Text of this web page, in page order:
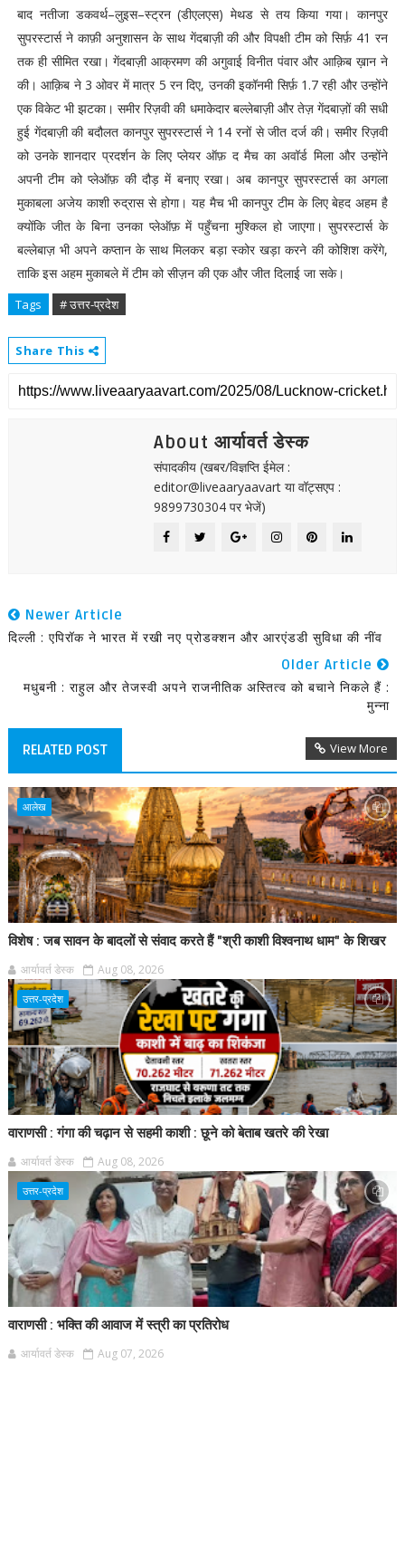
बाद नतीजा डकवर्थ–लुइस–स्ट्रन (डीएलएस) मेथड से तय किया गया। कानपुर
सुपरस्टार्स ने काफ़ी अनुशासन के साथ गेंदबाज़ी की और विपक्षी टीम को सिर्फ़ 41 रन
तक ही सीमित रखा। गेंदबाज़ी आक्रमण की अगुवाई विनीत पंवार और आक़िब ख़ान ने
की। आक़िब ने 3 ओवर में मात्र 5 रन दिए, उनकी इकॉनमी सिर्फ़ 1.7 रही और उन्होंने
एक विकेट भी झटका। समीर रिज़वी की धमाकेदार बल्लेबाज़ी और तेज़ गेंदबाज़ों की सधी
हुई गेंदबाज़ी की बदौलत कानपुर सुपरस्टार्स ने 14 रनों से जीत दर्ज की। समीर रिज़वी
को उनके शानदार प्रदर्शन के लिए प्लेयर ऑफ़ द मैच का अवॉर्ड मिला और उन्होंने
अपनी टीम को प्लेऑफ़ की दौड़ में बनाए रखा। अब कानपुर सुपरस्टार्स का अगला
मुकाबला अजेय काशी रुद्रास से होगा। यह मैच भी कानपुर टीम के लिए बेहद अहम है
क्योंकि जीत के बिना उनका प्लेऑफ़ में पहुँचना मुश्किल हो जाएगा। सुपरस्टार्स के
बल्लेबाज़ भी अपने कप्तान के साथ मिलकर बड़ा स्कोर खड़ा करने की कोशिश करेंगे,
ताकि इस अहम मुकाबले में टीम को सीज़न की एक और जीत दिलाई जा सके।
Tags # उत्तर-प्रदेश
Share This
About आर्यावर्त डेस्क
संपादकीय (खबर/विज्ञप्ति ईमेल :
editor@liveaaryaavart या वॉट्सएप :
9899730304 पर भेजें)
Newer Article
दिल्ली : एपिरॉक ने भारत में रखी नए प्रोडक्शन और आरएंडडी सुविधा की नींव
Older Article
मधुबनी : राहुल और तेजस्वी अपने राजनीतिक अस्तित्व को बचाने निकले हैं :
मुन्ना
RELATED POST View More
आलेख
विशेष : जब सावन के बादलों से संवाद करते हैं "श्री काशी विश्वनाथ धाम" के शिखर
आर्यावर्त डेस्क Aug 08, 2026
उत्तर-प्रदेश
वाराणसी : गंगा की चढ़ान से सहमी काशी : छूने को बेताब खतरे की रेखा
आर्यावर्त डेस्क Aug 08, 2026
उत्तर-प्रदेश
वाराणसी : भक्ति की आवाज में स्त्री का प्रतिरोध
आर्यावर्त डेस्क Aug 07, 2026